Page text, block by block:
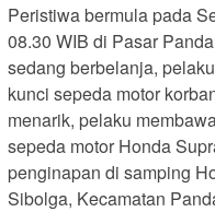
Peristiwa bermula pada
08.30 WIB di Pasar
sedang berbelanja,
kunci sepeda motor
menarik, pelaku
sepeda motor Honda
penginapan di samping
Sibolga, Kecamatan